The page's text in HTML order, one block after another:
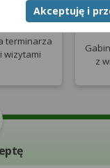
terminarza
wizytami
z
możesz w
w niektórych
szczegółową, to
w naszym
Akceptuję i